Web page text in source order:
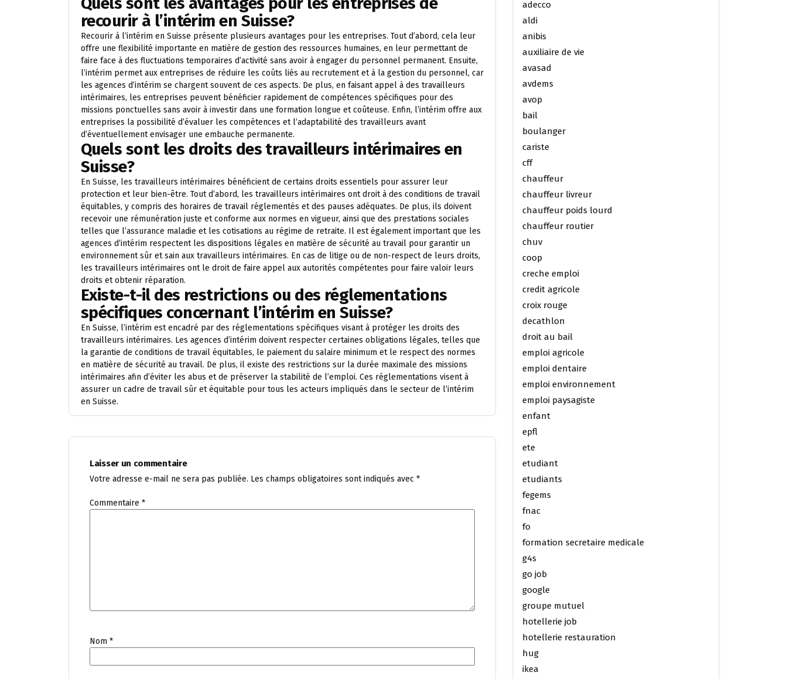
recourir à l’intérim en Suisse?
Recourir à l’intérim en Suisse présente plusieurs avantages pour les entreprises. Tout d’abord, cela leur
offre une flexibilité importante en matière de gestion des ressources humaines, en leur permettant de
faire face à des fluctuations temporaires d’activité sans avoir à engager du personnel permanent. Ensuite,
l’intérim permet aux entreprises de réduire les coûts liés au recrutement et à la gestion du personnel, car
les agences d’intérim se chargent souvent de ces aspects. De plus, en faisant appel à des travailleurs
intérimaires, les entreprises peuvent bénéficier rapidement de compétences spécifiques pour des
missions ponctuelles sans avoir à investir dans une formation longue et coûteuse. Enfin, l’intérim offre aux
entreprises la possibilité d’évaluer les compétences et l’adaptabilité des travailleurs avant
d’éventuellement envisager une embauche permanente.
Quels sont les droits des travailleurs intérimaires en
Suisse?
En Suisse, les travailleurs intérimaires bénéficient de certains droits essentiels pour assurer leur
protection et leur bien-être. Tout d’abord, les travailleurs intérimaires ont droit à des conditions de travail
équitables, y compris des horaires de travail réglementés et des pauses adéquates. De plus, ils doivent
recevoir une rémunération juste et conforme aux normes en vigueur, ainsi que des prestations sociales
telles que l’assurance maladie et les cotisations au régime de retraite. Il est également important que les
agences d’intérim respectent les dispositions légales en matière de sécurité au travail pour garantir un
environnement sûr et sain aux travailleurs intérimaires. En cas de litige ou de non-respect de leurs droits,
les travailleurs intérimaires ont le droit de faire appel aux autorités compétentes pour faire valoir leurs
droits et obtenir réparation.
Existe-t-il des restrictions ou des réglementations
spécifiques concernant l’intérim en Suisse?
En Suisse, l’intérim est encadré par des réglementations spécifiques visant à protéger les droits des
travailleurs intérimaires. Les agences d’intérim doivent respecter certaines obligations légales, telles que
la garantie de conditions de travail équitables, le paiement du salaire minimum et le respect des normes
en matière de sécurité au travail. De plus, il existe des restrictions sur la durée maximale des missions
intérimaires afin d’éviter les abus et de préserver la stabilité de l’emploi. Ces réglementations visent à
assurer un cadre de travail sûr et équitable pour tous les acteurs impliqués dans le secteur de l’intérim
en Suisse.
Laisser un commentaire
Votre adresse e-mail ne sera pas publiée. Les champs obligatoires sont indiqués avec *
Commentaire *
Nom *
adecco
aldi
anibis
auxiliaire de vie
avasad
avdems
avop
bail
boulanger
cariste
cff
chauffeur
chauffeur livreur
chauffeur poids lourd
chauffeur routier
chuv
coop
creche emploi
credit agricole
croix rouge
decathlon
droit au bail
emploi agricole
emploi dentaire
emploi environnement
emploi paysagiste
enfant
epfl
ete
etudiant
etudiants
fegems
fnac
fo
formation secretaire medicale
g4s
go job
google
groupe mutuel
hotellerie job
hotellerie restauration
hug
ikea